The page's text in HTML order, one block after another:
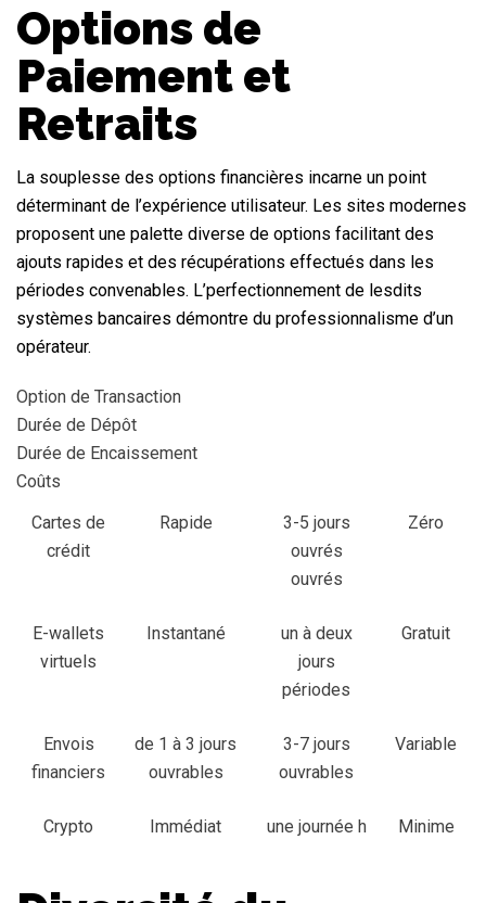
Options de
Paiement et
Retraits
La souplesse des options financières incarne un point
déterminant de l’expérience utilisateur. Les sites modernes
proposent une palette diverse de options facilitant des
ajouts rapides et des récupérations effectués dans les
périodes convenables. L’perfectionnement de lesdits
systèmes bancaires démontre du professionnalisme d’un
opérateur.
Option de Transaction
Durée de Dépôt
Durée de Encaissement
Coûts
Cartes de
crédit
Rapide
3-5 jours
ouvrés
ouvrés
Zéro
E-wallets
virtuels
Instantané
un à deux
jours
périodes
Gratuit
Envois
financiers
de 1 à 3 jours
ouvrables
3-7 jours
ouvrables
Variable
Crypto Immédiat une journée h Minime